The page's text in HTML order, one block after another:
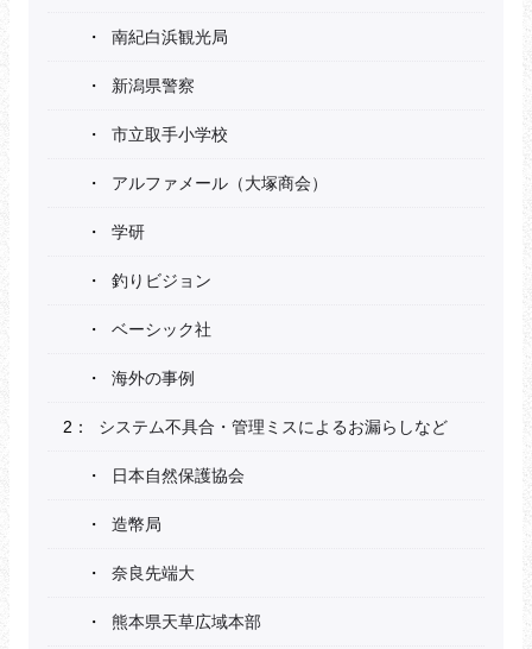
南紀白浜観光局
新潟県警察
市立取手小学校
アルファメール（大塚商会）
学研
釣りビジョン
ベーシック社
海外の事例
システム不具合・管理ミスによるお漏らしなど
日本自然保護協会
造幣局
奈良先端大
熊本県天草広域本部